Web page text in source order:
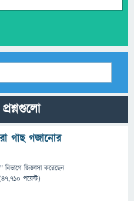
গাছ গজানোর
" বিভাগে জিজ্ঞাসাকরেছেন
47,710 পয়েন্ট)